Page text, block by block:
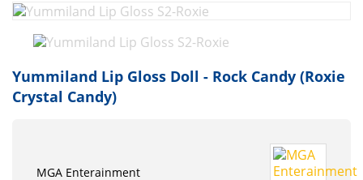
Yummiland Lip Gloss Doll - Rock Candy (Roxie
Crystal Candy)
MGA Enterainment